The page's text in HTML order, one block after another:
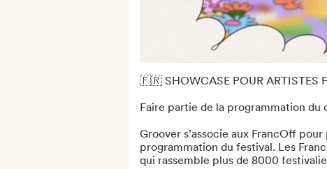
🇫🇷 SHOWCASE POUR ARTISTES
Faire partie de la programmation du
Groover s’associe aux FrancOff
programmation du festival. Les
qui rassemble plus de 8000